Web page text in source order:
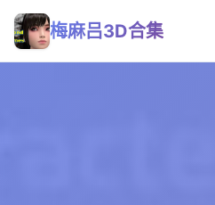
梅麻吕3D合集